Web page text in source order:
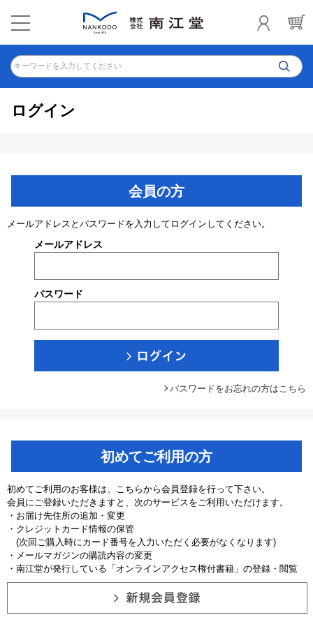
キーワードを入力してください
ログイン
会員の方
メールアドレスとパスワードを入力してログインしてください。
メールアドレス
パスワード
パスワードをお忘れの方はこちら
初めてご利用の方
初めてご利用のお客様は、こちらから会員登録を行って下さい。
会員にご登録いただきますと、次のサービスをご利用いただけます。
・お届け先住所の追加・変更
・クレジットカード情報の保管
(次回ご購入時にカード番号を入力いただく必要がなくなります)
・メールマガジンの購読内容の変更
・南江堂が発行している「オンラインアクセス権付書籍」の登録・閲覧